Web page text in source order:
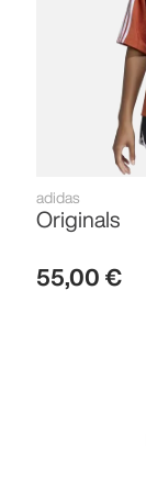
adidas
Originals
55,00 €